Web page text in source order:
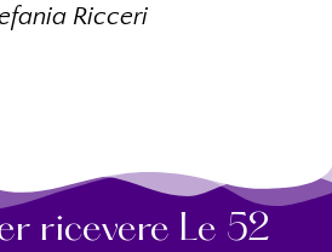
Ricceri
ricevere Le 52